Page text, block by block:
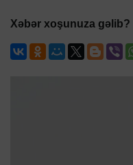
Xəbər xoşunuza gəlib?